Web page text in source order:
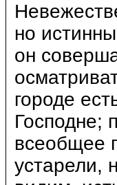
но
он
городе
Господне;
всеобщее
устарели,